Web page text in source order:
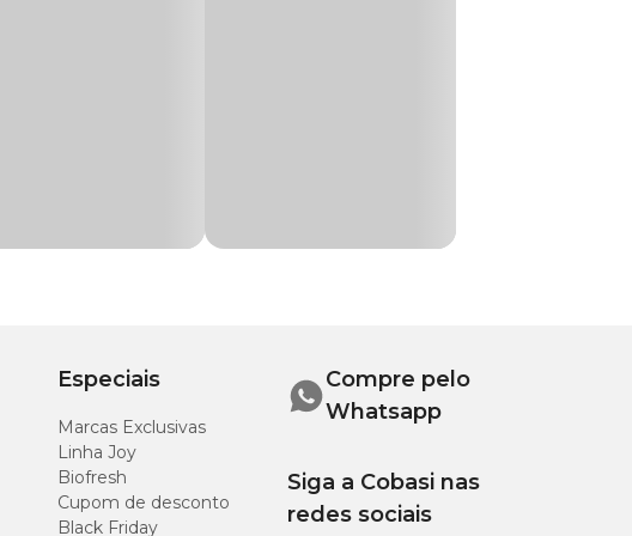
Especiais
Marcas Exclusivas
Linha Joy
Biofresh
Cupom de desconto
Black Friday
Compre pelo
Whatsapp
Siga a Cobasi nas
redes sociais